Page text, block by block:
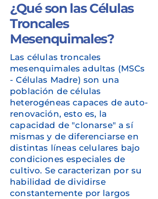
¿Qué son las Células
Troncales
Mesenquimales?
Las células troncales
mesenquimales adultas (MSCs
- Células Madre) son una
población de células
heterogéneas capaces de auto-
renovación, esto es, la
capacidad de "clonarse" a sí
mismas y de diferenciarse en
distintas líneas celulares bajo
condiciones especiales de
cultivo. Se caracterizan por su
habilidad de dividirse
constantemente por largos